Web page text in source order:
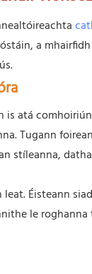
a
atá
Tugann
stíleanna,
Éisteann
le